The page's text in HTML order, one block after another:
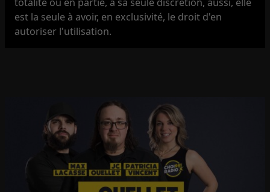
est la seule à avoir, en exclusivité, le droit d'en
autoriser l'utilisation.